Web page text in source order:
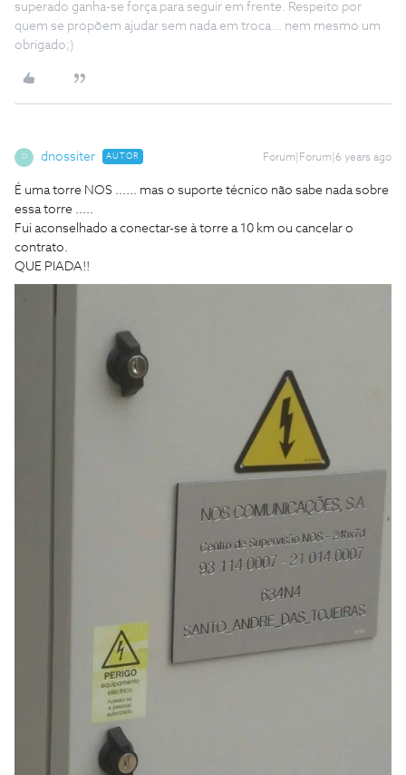
superado ganha-se força para seguir em frente. Respeito por
quem se propõem ajudar sem nada em troca... nem mesmo um
obrigado;)
D dnossiter AUTOR Forum|Forum|6 years ago
É uma torre NOS ...... mas o suporte técnico não sabe nada sobre
essa torre .....
Fui aconselhado a conectar-se à torre a 10 km ou cancelar o
contrato.
QUE PIADA!!